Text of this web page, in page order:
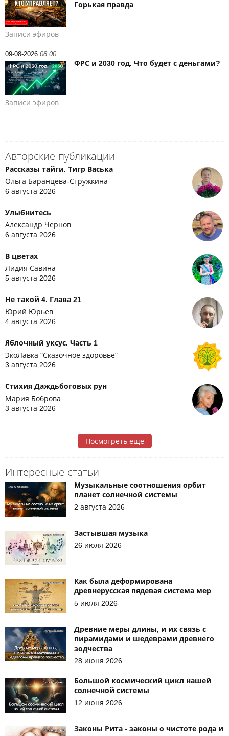
Горькая правда
Записи эфиров
09-08-2026 08:00
ФРС и 2030 год. Что будет с деньгами?
Записи эфиров
Авторские публикации
Рассказы тайги. Тигр Васька
Ольга Баранцева-Стружкина
6 августа 2026
Улыбнитесь
Александр Чернов
6 августа 2026
В цветах
Лидия Савина
5 августа 2026
Не такой 4. Глава 21
Юрий Юрьев
4 августа 2026
Яблочный уксус. Часть 1
ЭкоЛавка "Сказочное здоровье"
3 августа 2026
Стихия Даждьбоговых рун
Мария Боброва
3 августа 2026
Посмотреть ещё
Интересные статьи
Музыкальные соотношения орбит
планет солнечной системы
2 августа 2026
Застывшая музыка
26 июля 2026
Как была деформирована
древнерусская пядевая система мер
5 июля 2026
Древние меры длины, и их связь с
пирамидами и шедеврами древнего
зодчества
28 июня 2026
Большой космический цикл нашей
солнечной системы
12 июня 2026
Законы Рита - законы о чистоте рода и